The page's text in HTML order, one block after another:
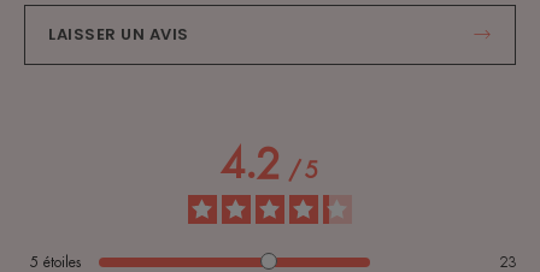
LAISSER UN AVIS
4.2 /5
5 étoiles
23